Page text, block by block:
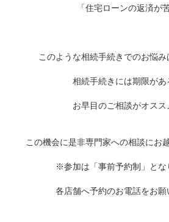
「住宅ローンの返済が
このような相続手続きでのお悩み
相続手続きには期限があ
お早目のご相談がオスス
この機会に是非専門家への相談にお
※参加は「事前予約制」とな
各店舗へ予約のお電話をお願